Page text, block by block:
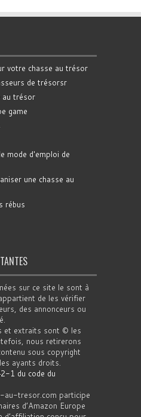
votre chasse au trésor
de trésorsr
au trésor
game
mode d'emploi de
une chasse au
rébus
sur ce site le sont à
de les vérifier
des annonceurs ou
et extraits sont © les
nous retirerons
sous copyright
ayants droits.
1 du code du
au-tresor.com participe
d’Amazon Europe